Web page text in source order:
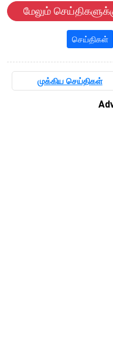
மேலும்
செய்திகள்
முக்கிய செய்திகள்